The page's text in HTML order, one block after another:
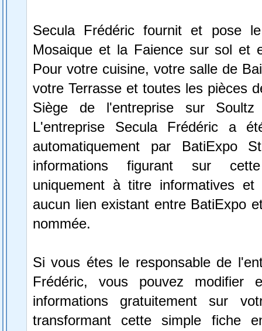
Secula Frédéric fournit et pose
Mosaique et la Faience sur sol et
Pour votre cuisine, votre salle de
votre Terrasse et toutes les pièces
Siège de l'entreprise sur Soultz
L'entreprise Secula Frédéric a
automatiquement par BatiExpo
informations figurant sur
uniquement à titre informatives et
aucun lien existant entre BatiExpo
nommée.
Si vous étes le responsable de
Frédéric, vous pouvez modifier
informations gratuitement sur
transformant cette simple fiche